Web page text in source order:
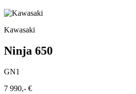
Kawasaki
Ninja 650
GN1
7 990,- €